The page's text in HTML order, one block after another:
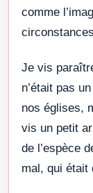
comme
Je vis
n’était pas
nos églises,
vis un petit
de l’espèce
mal, qui était